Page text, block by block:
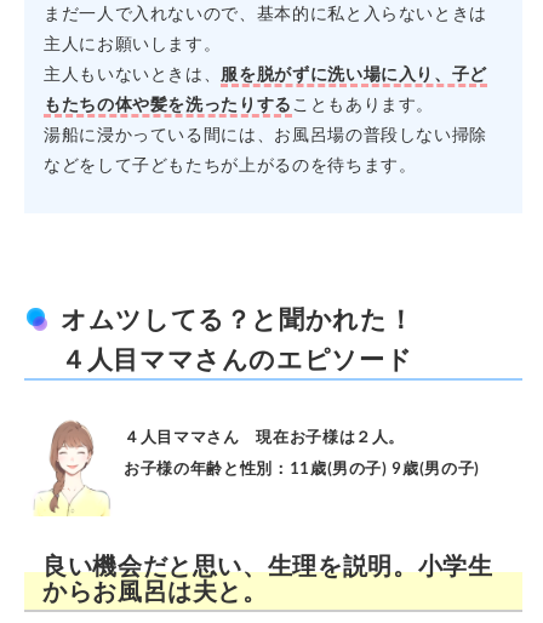
まだ一人で入れないので、基本的に私と入らないときは
主人にお願いします。
主人もいないときは、 服を脱がずに洗い場に入り、子ど
もたちの体や髪を洗ったりすることもあります。
湯船に浸かっている間には、お風呂場の普段しない掃除
などをして子どもたちが上がるのを待ちます。
オムツしてる？と聞かれた！
４人目ママさんのエピソード
４人目ママさん 現在お子様は２人。
お子様の年齢と性別：11歳(男の子) 9歳(男の子)
良い機会だと思い、生理を説明。小学生
からお風呂は夫と。